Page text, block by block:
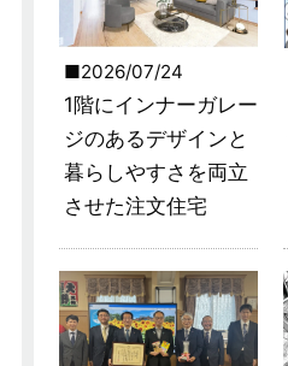
2026/07/24
1階にインナーガレー
ジのあるデザインと
暮らしやすさを両立
させた注文住宅